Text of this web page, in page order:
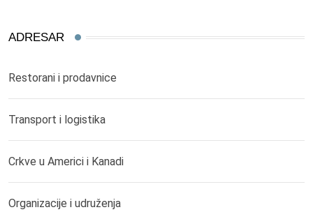
ADRESAR
Restorani i prodavnice
Transport i logistika
Crkve u Americi i Kanadi
Organizacije i udruženja